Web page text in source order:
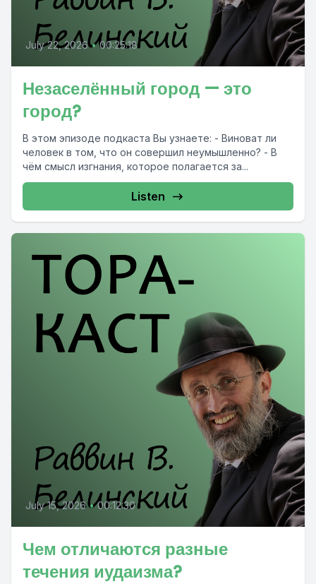
July 22, 2026 • 00:25:18
Незаселённый город — это
город?
В этом эпизоде подкаста Вы узнаете: - Виноват ли
человек в том, что он совершил неумышленно? - В
чём смысл изгнания, которое полагается за...
Listen
July 15, 2026 • 00:12:30
Чем отличаются разные
течения иудаизма?